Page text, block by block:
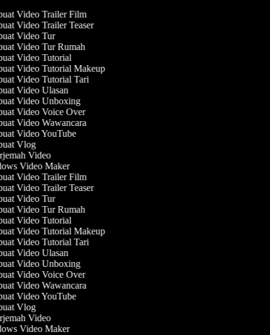
Video Trailer Film
Video Trailer Teaser
Video Tur
Video Tur Rumah
Video Tutorial
Video Tutorial Makeup
Video Tutorial Tari
Video Ulasan
Video Unboxing
Video Voice Over
Video Wawancara
Video YouTube
Vlog
Video
Video Maker
Video Trailer Film
Video Trailer Teaser
Video Tur
Video Tur Rumah
Video Tutorial
Video Tutorial Makeup
Video Tutorial Tari
Video Ulasan
Video Unboxing
Video Voice Over
Video Wawancara
Video YouTube
Vlog
Video
Video Maker